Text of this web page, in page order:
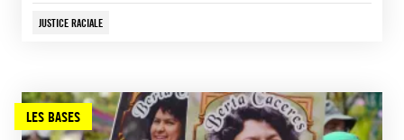
JUSTICE RACIALE
LES BASES